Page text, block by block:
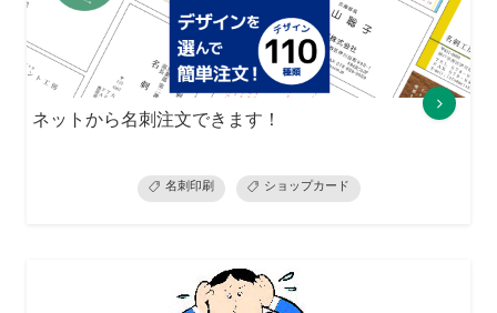
ネットから名刺注文できます！
名刺印刷 ショップカード